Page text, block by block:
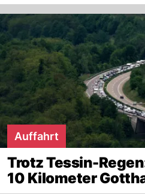
Auffahrt
Trotz Tessin-
10 Kilometer